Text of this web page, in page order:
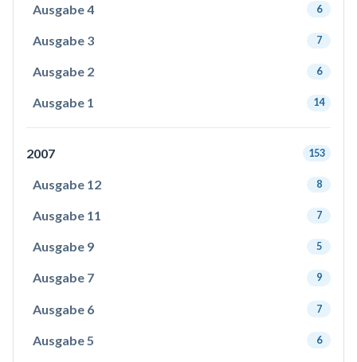
Ausgabe 4 6
Ausgabe 3 7
Ausgabe 2 6
Ausgabe 1 14
2007 153
Ausgabe 12 8
Ausgabe 11 7
Ausgabe 9 5
Ausgabe 7 9
Ausgabe 6 7
Ausgabe 5 6